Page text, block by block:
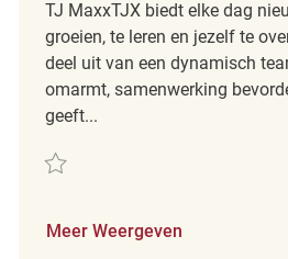
TJ MaxxTJX biedt elke dag
groeien, te leren en jezelf te
deel uit van een dynamisch
omarmt, samenwerking
geeft...
Redden Merchandising Associate
Meer Weergeven